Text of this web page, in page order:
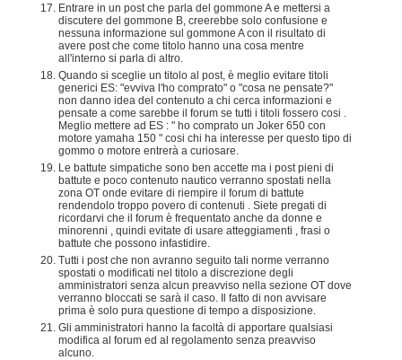
Entrare in un post che parla del gommone A e mettersi a
discutere del gommone B, creerebbe solo confusione e
nessuna informazione sul gommone A con il risultato di
avere post che come titolo hanno una cosa mentre
all'interno si parla di altro.
Quando si sceglie un titolo al post, è meglio evitare titoli
generici ES: "evviva l'ho comprato" o "cosa ne pensate?"
non danno idea del contenuto a chi cerca informazioni e
pensate a come sarebbe il forum se tutti i titoli fossero cosi .
Meglio mettere ad ES : " ho comprato un Joker 650 con
motore yamaha 150 " cosi chi ha interesse per questo tipo di
gommo o motore entrerà a curiosare.
Le battute simpatiche sono ben accette ma i post pieni di
battute e poco contenuto nautico verranno spostati nella
zona OT onde evitare di riempire il forum di battute
rendendolo troppo povero di contenuti . Siete pregati di
ricordarvi che il forum è frequentato anche da donne e
minorenni , quindi evitate di usare atteggiamenti , frasi o
battute che possono infastidire.
Tutti i post che non avranno seguito tali norme verranno
spostati o modificati nel titolo a discrezione degli
amministratori senza alcun preavviso nella sezione OT dove
verranno bloccati se sarà il caso. Il fatto di non avvisare
prima è solo pura questione di tempo a disposizione.
Gli amministratori hanno la facoltà di apportare qualsiasi
modifica al forum ed al regolamento senza preavviso
alcuno.